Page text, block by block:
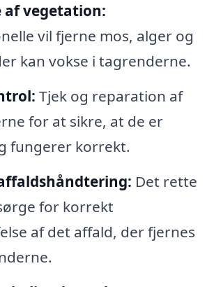
af vegetation:
vil fjerne mos, alger og
kan vokse i tagrenderne.
Tjek og reparation af
for at sikre, at de er
fungerer korrekt.
Det rette
for korrekt
af det affald, der fjernes